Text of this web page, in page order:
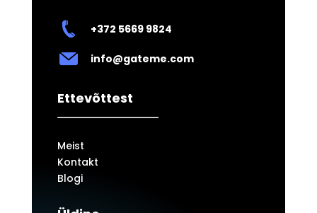
+372 5669 9824
info@gateme.com
Ettevõttest
Meist
Kontakt
Blogi